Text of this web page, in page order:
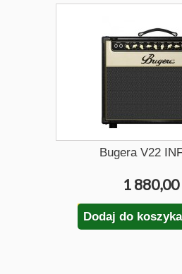
Bugera V22
1 880,00
Dodaj do koszyka